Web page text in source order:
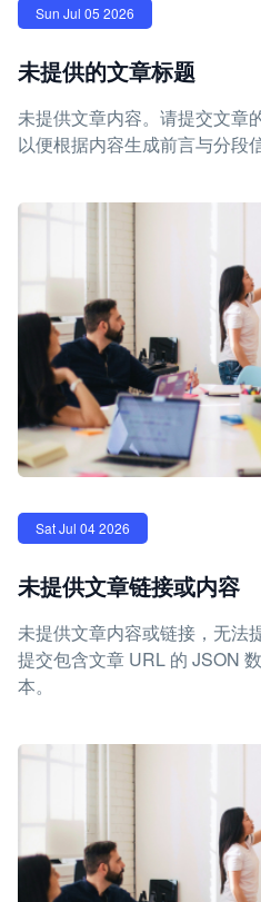
Sun Jul 05 2026
未提供的文章标题
未提供文章内容。请提交文章
以便根据内容生成前言与分段信
Sat Jul 04 2026
未提供文章链接或内容
未提供文章内容或链接，无法
提交包含文章 URL 的 JSON
本。